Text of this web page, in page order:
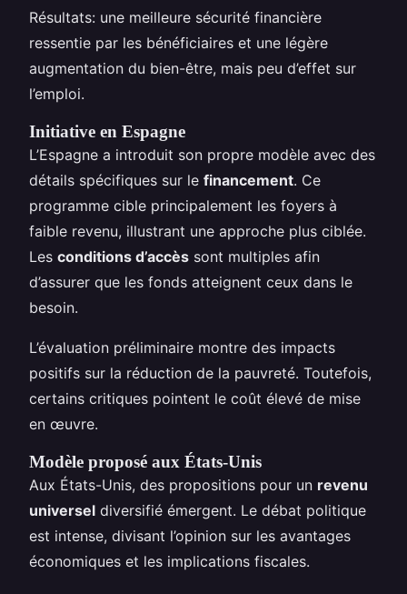
Résultats: une meilleure sécurité financière
ressentie par les bénéficiaires et une légère
augmentation du bien-être, mais peu d’effet sur
l’emploi.
Initiative en Espagne
L’Espagne a introduit son propre modèle avec des
détails spécifiques sur le financement. Ce
programme cible principalement les foyers à
faible revenu, illustrant une approche plus ciblée.
Les conditions d’accès sont multiples afin
d’assurer que les fonds atteignent ceux dans le
besoin.
L’évaluation préliminaire montre des impacts
positifs sur la réduction de la pauvreté. Toutefois,
certains critiques pointent le coût élevé de mise
en œuvre.
Modèle proposé aux États-Unis
Aux États-Unis, des propositions pour un revenu
universel diversifié émergent. Le débat politique
est intense, divisant l’opinion sur les avantages
économiques et les implications fiscales.